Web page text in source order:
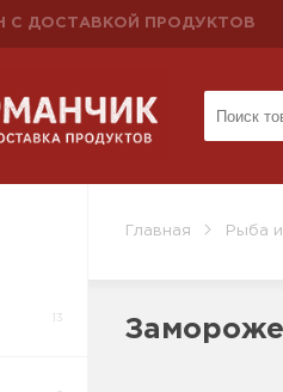
С ДОСТАВКОЙ ПРОДУКТОВ
Главная Рыба
13